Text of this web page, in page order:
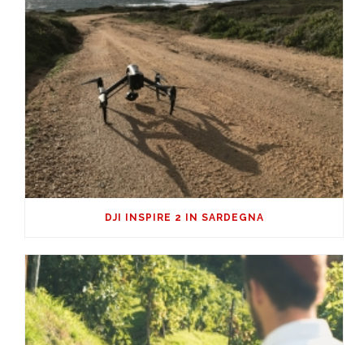
DJI INSPIRE 2 IN SARDEGNA